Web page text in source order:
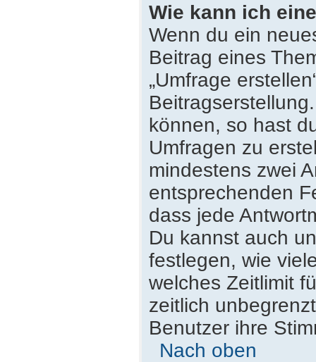
Wie kann ich
Wenn du ein
Beitrag eines
„Umfrage
können, so hast
Umfragen zu
mindestens zwei
entsprechenden
dass jede
Du kannst auch
festlegen, wie
welches Zeitlimit
zeitlich
Benutzer ihre
Nach oben